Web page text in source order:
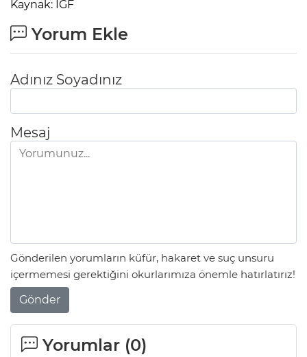
Kaynak: IGF
Yorum Ekle
Adınız Soyadınız
Mesaj
Gönderilen yorumların küfür, hakaret ve suç unsuru
içermemesi gerektiğini okurlarımıza önemle hatırlatırız!
Gönder
Yorumlar (0)